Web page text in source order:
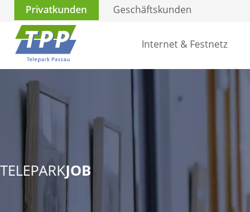
Privatkunden Geschäftskunden
Internet & Festnetz
TELEPARKJOB